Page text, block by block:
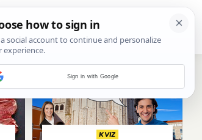
woot?!
KVIZ
Sign in with Google